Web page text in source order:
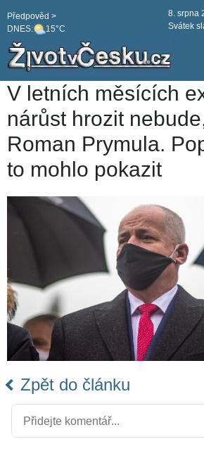
DNES: 15°C
Předpověd >
8. srpna
Svátek
V letních měsících
nárůst hrozit
Roman Prymula.
to mohlo pokazit
Zpět do článku